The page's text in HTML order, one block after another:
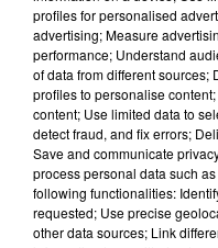
GUILHEM LAGET
ROLAND GARROS
profiles for personalised
advertising; Measure
performance; Understand
of data from different sources;
profiles to personalise
content; Use limited data to
detect fraud, and fix errors;
Save and communicate
process personal data such
following functionalities:
requested; Use precise
other data sources; Link